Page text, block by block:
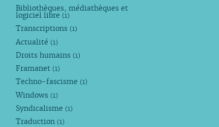
Bibliothèques, médiathèques et
logiciel libre (1)
Transcriptions (1)
Actualité (1)
Droits humains (1)
Framanet (1)
Techno-fascisme (1)
Windows (1)
Syndicalisme (1)
Traduction (1)